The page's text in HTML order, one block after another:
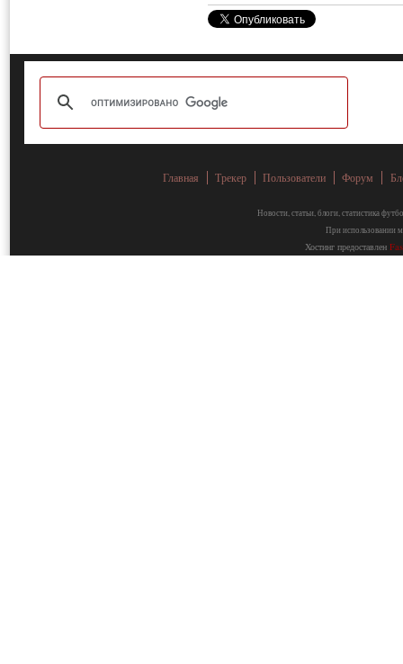
Главная Трекер Пользователи Форум
Новости, статьи, блоги, статистика
При использовании
Хостинг предоставлен